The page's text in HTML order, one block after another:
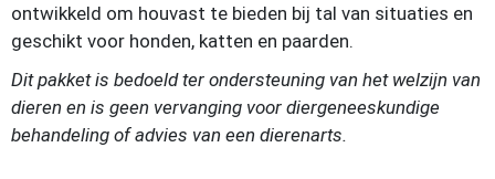
ontwikkeld om houvast te bieden bij tal van situaties en
geschikt voor honden, katten en paarden.
Dit pakket is bedoeld ter ondersteuning van het welzijn van
dieren en is geen vervanging voor diergeneeskundige
behandeling of advies van een dierenarts.